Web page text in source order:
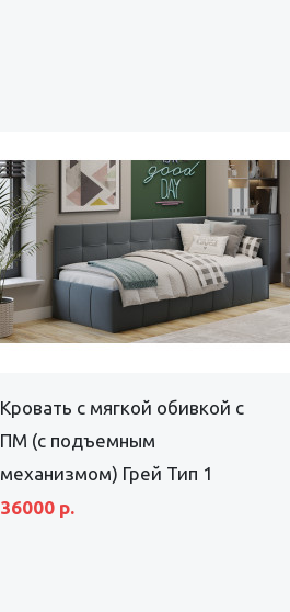
Кровать с мягкой обивкой с
ПМ (с подъемным
механизмом) Грей Тип 1
36000 р.